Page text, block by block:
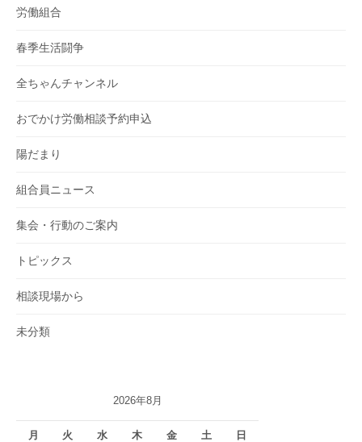
労働組合
春季生活闘争
全ちゃんチャンネル
おでかけ労働相談予約申込
陽だまり
組合員ニュース
集会・行動のご案内
トピックス
相談現場から
未分類
2026年8月
月 火 水 木 金 土 日